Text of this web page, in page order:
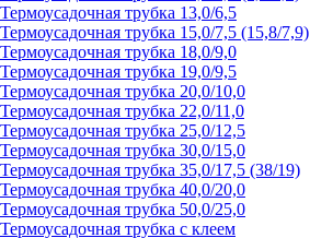
Термоусадочная трубка 13,0/6,5
Термоусадочная трубка 15,0/7,5 (15,8/7,9)
Термоусадочная трубка 18,0/9,0
Термоусадочная трубка 19,0/9,5
Термоусадочная трубка 20,0/10,0
Термоусадочная трубка 22,0/11,0
Термоусадочная трубка 25,0/12,5
Термоусадочная трубка 30,0/15,0
Термоусадочная трубка 35,0/17,5 (38/19)
Термоусадочная трубка 40,0/20,0
Термоусадочная трубка 50,0/25,0
Термоусадочная трубка с клеем